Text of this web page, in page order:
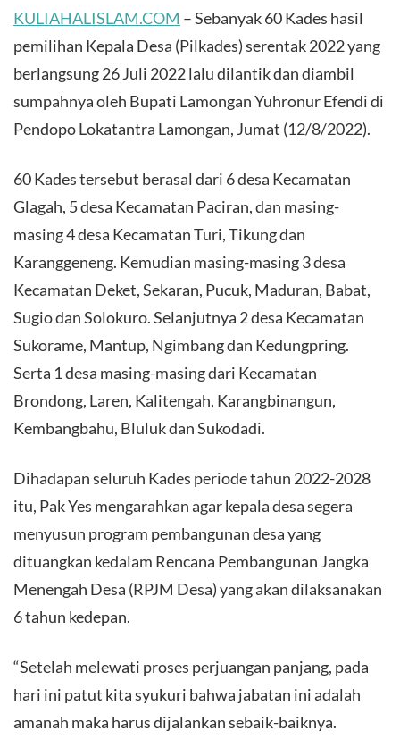
KULIAHALISLAM.COM – Sebanyak 60 Kades hasil
pemilihan Kepala Desa (Pilkades) serentak 2022 yang
berlangsung 26 Juli 2022 lalu dilantik dan diambil
sumpahnya oleh Bupati Lamongan Yuhronur Efendi di
Pendopo Lokatantra Lamongan, Jumat (12/8/2022).
60 Kades tersebut berasal dari 6 desa Kecamatan
Glagah, 5 desa Kecamatan Paciran, dan masing-
masing 4 desa Kecamatan Turi, Tikung dan
Karanggeneng. Kemudian masing-masing 3 desa
Kecamatan Deket, Sekaran, Pucuk, Maduran, Babat,
Sugio dan Solokuro. Selanjutnya 2 desa Kecamatan
Sukorame, Mantup, Ngimbang dan Kedungpring.
Serta 1 desa masing-masing dari Kecamatan
Brondong, Laren, Kalitengah, Karangbinangun,
Kembangbahu, Bluluk dan Sukodadi.
Dihadapan seluruh Kades periode tahun 2022-2028
itu, Pak Yes mengarahkan agar kepala desa segera
menyusun program pembangunan desa yang
dituangkan kedalam Rencana Pembangunan Jangka
Menengah Desa (RPJM Desa) yang akan dilaksanakan
6 tahun kedepan.
“Setelah melewati proses perjuangan panjang, pada
hari ini patut kita syukuri bahwa jabatan ini adalah
amanah maka harus dijalankan sebaik-baiknya.